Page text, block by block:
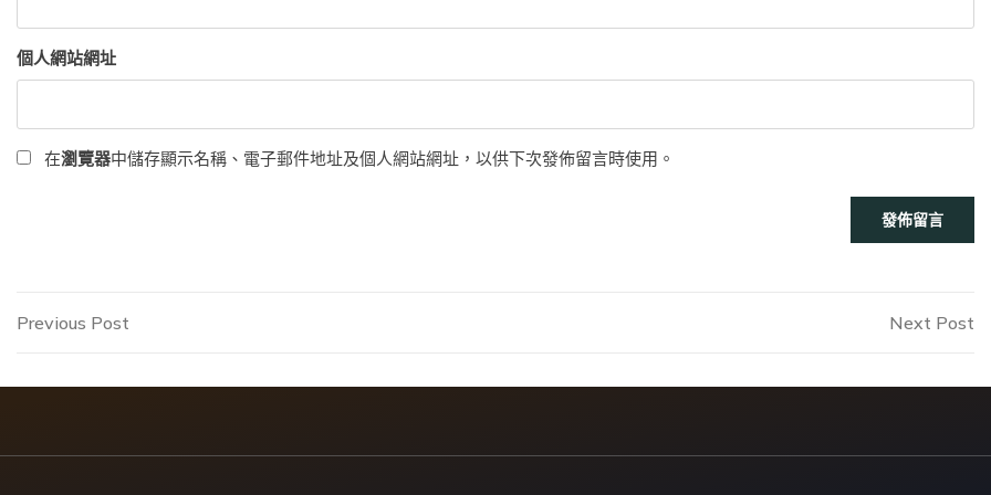
個人網站網址
在瀏覽器中儲存顯示名稱、電子郵件地址及個人網站網址，以供下次發佈留言時使用。
文
導
Previous
Previous Post Next Post